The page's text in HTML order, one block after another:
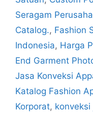
Seragam
Catalog., Fashion
Indonesia, Harga
End Garment
Jasa Konveksi
Katalog Fashion
Korporat,